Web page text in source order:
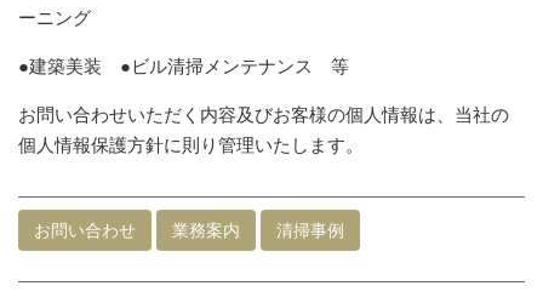
ーニング
●建築美装 ●ビル清掃メンテナンス 等
お問い合わせいただく内容及びお客様の個人情報は、当社の
個人情報保護方針に則り管理いたします。
お問い合わせ 業務案内 清掃事例